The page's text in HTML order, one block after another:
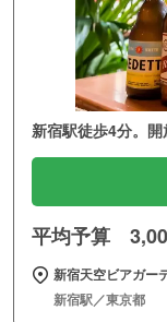
新宿駅徒歩4分。開
平均予算
新宿天空ビアガー
新宿駅／東京都